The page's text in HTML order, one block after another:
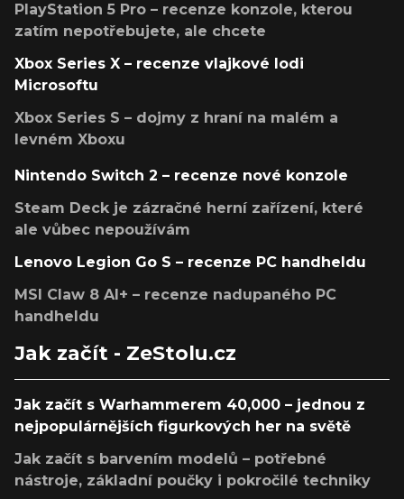
PlayStation 5 Pro – recenze konzole, kterou
zatím nepotřebujete, ale chcete
Xbox Series X – recenze vlajkové lodi
Microsoftu
Xbox Series S – dojmy z hraní na malém a
levném Xboxu
Nintendo Switch 2 – recenze nové konzole
Steam Deck je zázračné herní zařízení, které
ale vůbec nepoužívám
Lenovo Legion Go S – recenze PC handheldu
MSI Claw 8 AI+ – recenze nadupaného PC
handheldu
Jak začít - ZeStolu.cz
Jak začít s Warhammerem 40,000 – jednou z
nejpopulárnějších figurkových her na světě
Jak začít s barvením modelů – potřebné
nástroje, základní poučky i pokročilé techniky